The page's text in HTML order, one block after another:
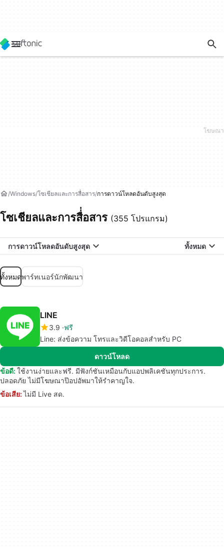
Windows โซเชียลและการสื่่อสาร การดาวน์โหลดอันดับสูงสุด
โซเชียลและการสื่่อสาร (355 โปรแกรม)
การดาวน์โหลดอันดับสูงสุด ทั้งหมด
ทั้งหมดพาร์ทเนอร์นักพัฒนา
LINE
3.9 ฟรี
Line: ส่งข้อความ โทรและวิดีโอคอลสำหรับ PC
ดาวน์โหลด
ข้อดี: ใช้งานง่ายและฟรี. มีฟังก์ชันเหมือนกับแอปพลิเคชันทุกประการ.
ปลอดภัย ไม่มีโฆษณาป๊อปอัพมาให้รำคาญใจ.
ข้อเสีย:ไม่มี Live สด.